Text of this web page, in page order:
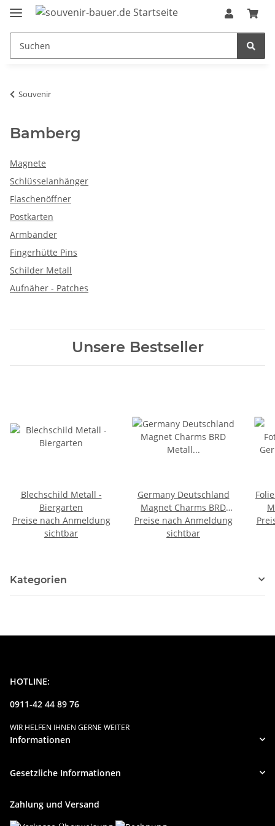
Souvenir
Bamberg
Magnete
Schlüsselanhänger
Flaschenöffner
Postkarten
Armbänder
Fingerhütte Pins
Schilder Metall
Aufnäher - Patches
Unsere Bestseller
Blechschild Metall -
Biergarten
Preise nach Anmeldung
sichtbar
Germany Deutschland
Magnet Charms BRD
Metall
Kühlschrankmagnet
Preise nach Anmeldung
sichtbar
Kategorien
HOTLINE:
0911-42 44 89 76
WIR HELFEN IHNEN GERNE WEITER
Informationen
Gesetzliche Informationen
Zahlung und Versand